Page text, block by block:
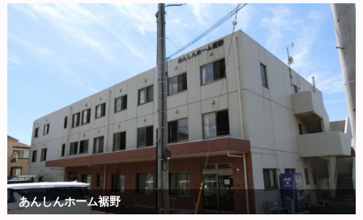
あんしんホーム裾野